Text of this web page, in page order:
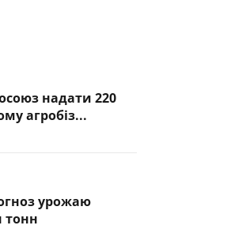
надати 220
агробіз...
урожаю
тонн